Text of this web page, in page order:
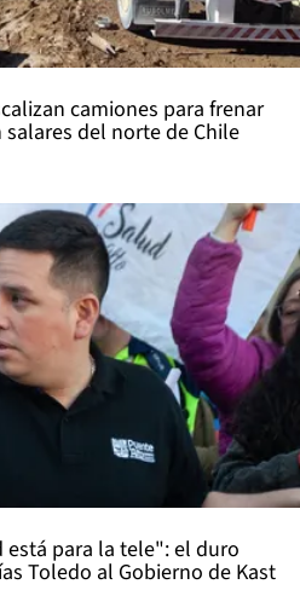
camiones para frenar
del norte de Chile
está para la tele": el duro
Toledo al Gobierno de Kast